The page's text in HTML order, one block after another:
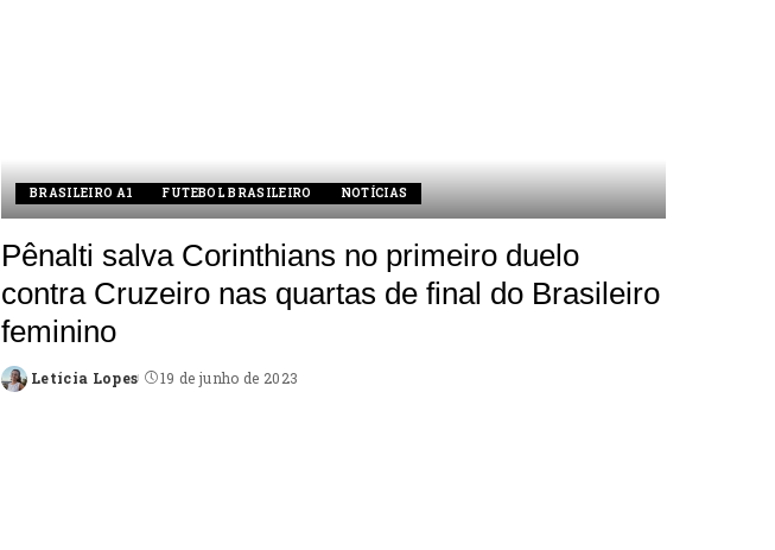
BRASILEIRO A1 FUTEBOL BRASILEIRO NOTÍCIAS
Pênalti salva Corinthians no primeiro duelo
contra Cruzeiro nas quartas de final do Brasileiro
feminino
Posted
Letícia Lopes 19 de junho de 2023